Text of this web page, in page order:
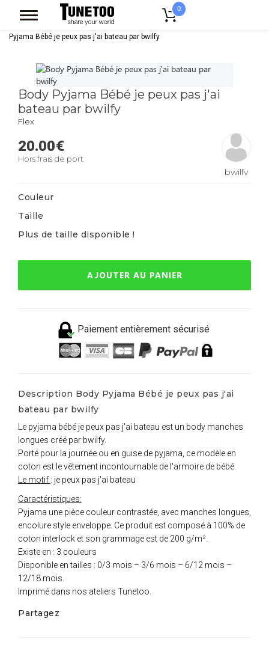
0
Vêtement Enfant Bebe Body Bebe
Pyjama Bébé je peux pas j'ai bateau par bwilfy
Body Pyjama Bébé je peux pas j'ai
bateau par bwilfy
Flex
20.00€
Hors frais de port
bwilfy
Couleur
Taille
Plus de taille disponible !
AJOUTER AU PANIER
Paiement entièrement sécurisé
Description Body Pyjama Bébé je peux pas j'ai
bateau par bwilfy
Le pyjama bébé je peux pas j'ai bateau est un body manches
longues créé par bwilfy.
Porté pour la journée ou en guise de pyjama, ce modèle en
coton est le vêtement incontournable de l'armoire de bébé.
Le motif : je peux pas j'ai bateau
Caractéristiques:
Pyjama une pièce couleur contrastée, avec manches longues,
encolure style enveloppe. Ce produit est composé à 100% de
coton interlock et son grammage est de 200 g/m².
Existe en : 3 couleurs
Disponible en tailles : 0/3 mois – 3/6 mois – 6/12 mois –
12/18 mois.
Imprimé dans nos ateliers Tunetoo.
Partagez